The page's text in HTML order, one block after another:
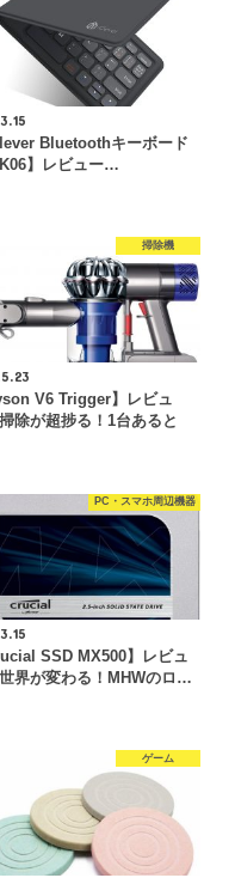
Bluetoothキーボード
】レビュー…
掃除機
V6 Trigger】レビュ
除が超捗る！1台あると
PC・スマホ周辺機器
SSD MX500】レビュ
界が変わる！MHWのロ…
ゲーム